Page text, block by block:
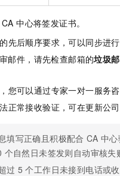
中心将签发证书。
先后顺序要求，可以同步进行
邮件，请先检查邮箱的垃圾
您可以通过专家一对一服务
正常接收验证，可在更新公
填写正确且积极配合 CA 中
个自然日未签发则自动审核失
过 5 个工作日未接到电话或